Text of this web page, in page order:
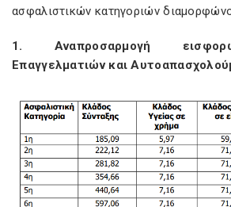
ασφαλιστικών κατηγοριών
1. Αναπροσαρμογή
Επαγγελματιών και